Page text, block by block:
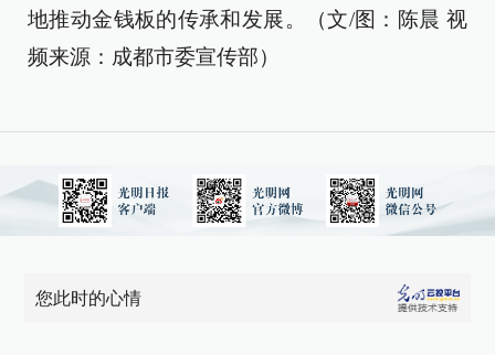
地推动金钱板的传承和发展。（文/图：陈晨 视
频来源：成都市委宣传部）
您此时的心情